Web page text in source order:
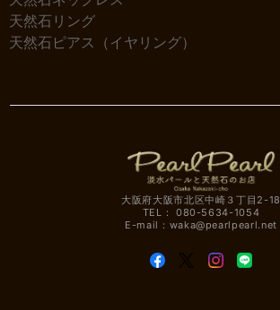
天然石リング
天然石ピアス（イヤリング）
大阪府大阪市北区中崎３丁目2-18
TEL： 080-5634-1054
E-mail： waka@pearlpearl.net